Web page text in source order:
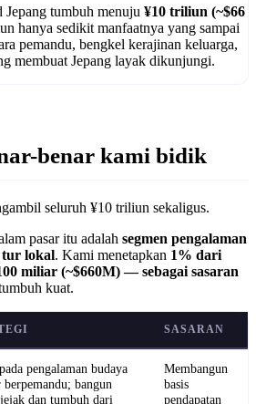
Jepang tumbuh menuju ¥10 triliun (~$66
hanya sedikit manfaatnya yang sampai
pemandu, bengkel kerajinan keluarga,
membuat Jepang layak dikunjungi.
benar kami bidik
seluruh ¥10 triliun sekaligus.
pasar itu adalah segmen pengalaman
tur lokal. Kami menetapkan 1% dari
miliar (~$660M) — sebagai sasaran
kuat.
SASARAN
pengalaman budaya
berpemandu; bangun
dan tumbuh dari
Membangun
basis
pendapatan